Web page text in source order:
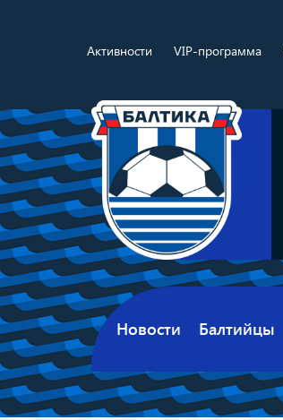
Активности VIP-программа
Новости Балтийцы